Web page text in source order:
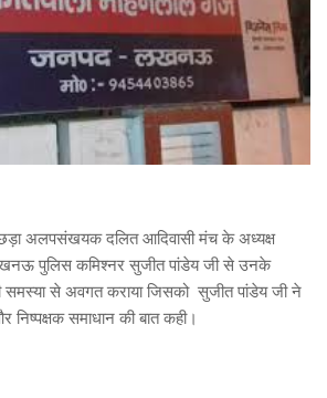
अलपसंखयक दलित आदिवासी मंच के अध्यक्ष
पुलिस कमिश्नर सुजीत पांडेय जी से उनके
समस्या से अवगत कराया जिसको सुजीत पांडेय जी ने
समाधान की बात कही।